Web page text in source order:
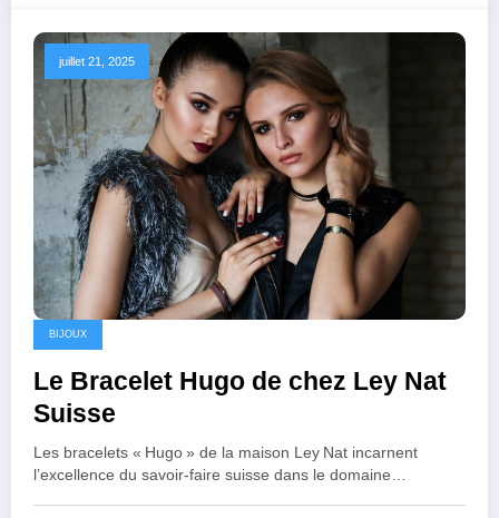
juillet 21, 2025
BIJOUX
Le Bracelet Hugo de chez Ley Nat
Suisse
Les bracelets « Hugo » de la maison Ley Nat incarnent
l’excellence du savoir‑faire suisse dans le domaine…